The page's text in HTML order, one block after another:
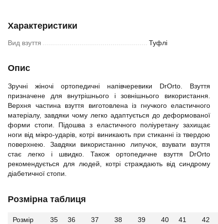
Характеристики
Вид взуття Туфлі
Опис
Зручні жіночі ортопедичні напівчеревики DrOrto. Взуття
призначене для внутрішнього і зовнішнього використання.
Верхня частина взуття виготовлена із гнучкого еластичного
матеріалу, завдяки чому легко адаптується до деформованої
форми стопи. Підошва з еластичного поліуретану захищає
ноги від мікро-ударів, котрі виникають при стиканні із твердою
поверхнею. Завдяки використанню липучок, взувати взуття
стає легко і швидко. Також ортопедичне взуття DrOrto
рекомендується для людей, котрі страждають від синдрому
діабетичної стопи.
Розмірна таблиця
Розмір 35 36 37 38 39 40 41
42